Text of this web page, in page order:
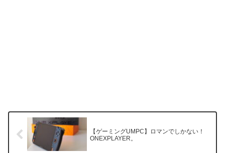
【ゲーミングUMPC】ロマンでしかない！
ONEXPLAYER。